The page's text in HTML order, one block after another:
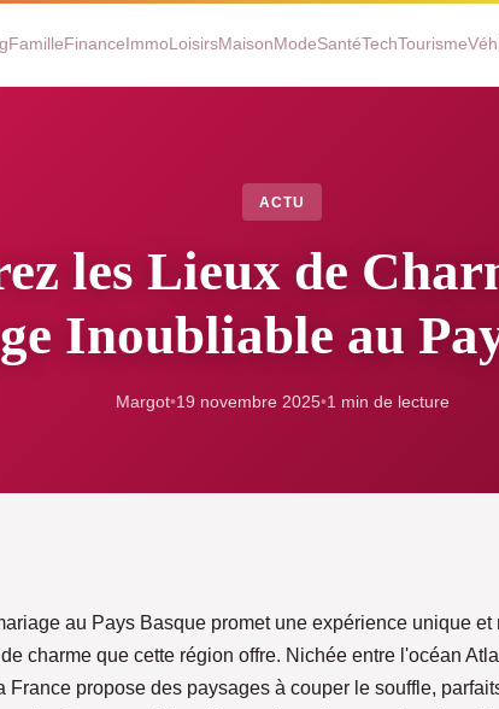
FamilleFinanceImmoLoisirsMaisonModeSantéTechTourisme
ACTU
les Lieux de
Inoubliable au
Margot•19 novembre 2025•1 min de lecture
au Pays Basque promet une expérience unique et
charme que cette région offre. Nichée entre l'océan
France propose des paysages à couper le souffle,